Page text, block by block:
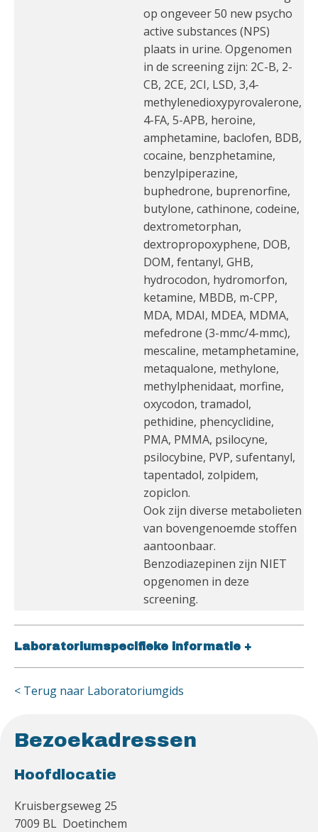
op ongeveer 50 new psycho
active substances (NPS)
plaats in urine. Opgenomen
in de screening zijn: 2C-B, 2-
CB, 2CE, 2CI, LSD, 3,4-
methylenedioxypyrovalerone,
4-FA, 5-APB, heroine,
amphetamine, baclofen, BDB,
cocaine, benzphetamine,
benzylpiperazine,
buphedrone, buprenorfine,
butylone, cathinone, codeine,
dextrometorphan,
dextropropoxyphene, DOB,
DOM, fentanyl, GHB,
hydrocodon, hydromorfon,
ketamine, MBDB, m-CPP,
MDA, MDAI, MDEA, MDMA,
mefedrone (3-mmc/4-mmc),
mescaline, metamphetamine,
metaqualone, methylone,
methylphenidaat, morfine,
oxycodon, tramadol,
pethidine, phencyclidine,
PMA, PMMA, psilocyne,
psilocybine, PVP, sufentanyl,
tapentadol, zolpidem,
zopiclon.
Ook zijn diverse metabolieten
van bovengenoemde stoffen
aantoonbaar.
Benzodiazepinen zijn NIET
opgenomen in deze
screening.
Laboratoriumspecifieke informatie +
< Terug naar Laboratoriumgids
Bezoekadressen
Hoofdlocatie
Kruisbergseweg 25
7009 BL Doetinchem